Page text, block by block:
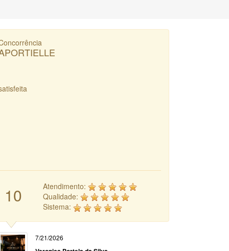
10
Atendimento:
Qualidade:
Sistema:
7/21/2026